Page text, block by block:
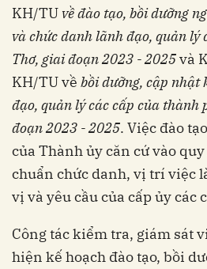
KH/TUvề đào tạo, bồi dưỡng
và chức danh lãnh đạo, quản lý
Thơ, giai đoạn 2023 - 2025và
KH/TU về bồi dưỡng, cập nhật
đạo, quản lý các cấp của thành
đoạn 2023 - 2025. Việc đào
của Thành ủy căn cứ vào
chuẩn chức danh, vị trí việc
vị và yêu cầu của cấp ủy các
Công tác kiểm tra, giám sát
hiện kế hoạch đào tạo, bồi